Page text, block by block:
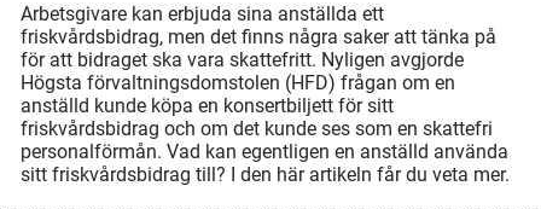
Arbetsgivare kan erbjuda sina anställda ett
friskvårdsbidrag, men det finns några saker att tänka på
för att bidraget ska vara skattefritt. Nyligen avgjorde
Högsta förvaltningsdomstolen (HFD) frågan om en
anställd kunde köpa en konsertbiljett för sitt
friskvårdsbidrag och om det kunde ses som en skattefri
personalförmån. Vad kan egentligen en anställd använda
sitt friskvårdsbidrag till? I den här artikeln får du veta mer.